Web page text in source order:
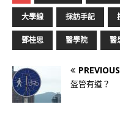
大學線 採訪手記
鄧桂思 醫學院 醫
PREVIOUS
盔管有道？